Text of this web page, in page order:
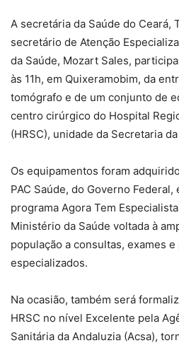
A secretária da Saúde do Ceará,
secretário de Atenção
da Saúde, Mozart Sales,
às 11h, em Quixeramobim, da
tomógrafo e de um conjunto de
centro cirúrgico do Hospital
(HRSC), unidade da Secretaria
Os equipamentos foram
PAC Saúde, do Governo
programa Agora Tem
Ministério da Saúde voltada à
população a consultas, exames
especializados.
Na ocasião, também será
HRSC no nível Excelente pela
Sanitária da Andaluzia (Acsa),